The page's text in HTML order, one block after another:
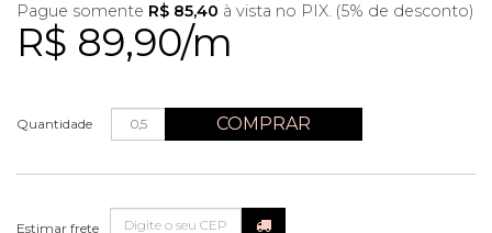
R$ 89,90/m
Pague somente R$ 85,40 à vista no PIX. (5% de desconto)
Quantidade COMPRAR